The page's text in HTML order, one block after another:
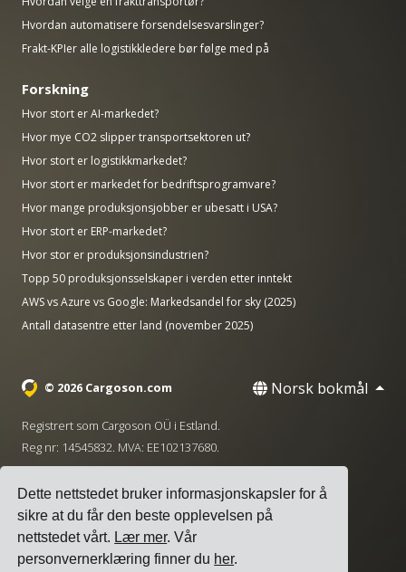
Dette nettstedet bruker informasjonskapsler for å
sikre at du får den beste opplevelsen på
nettstedet vårt. Lær mer. Vår
personvernerklæring finner du her.
Hvordan automatisere forsendelsesvarslinger?
Frakt-KPIer alle logistikkledere bør følge med på
Forskning
Hvor stort er AI-markedet?
Hvor mye CO2 slipper transportsektoren ut?
Hvor stort er logistikkmarkedet?
Hvor stort er markedet for bedriftsprogramvare?
Hvor mange produksjonsjobber er ubesatt i USA?
Hvor stort er ERP-markedet?
Hvor stor er produksjonsindustrien?
Topp 50 produksjonsselskaper i verden etter inntekt
AWS vs Azure vs Google: Markedsandel for sky (2025)
Antall datasentre etter land (november 2025)
© 2026 Cargoson.com Norsk bokmål
Registrert som Cargoson OÜ i Estland.
Reg nr: 14545832. MVA: EE102137680.
+372 5555 0028 · hello@cargoson.com
Vilkår for tjenesten|Personvernregler